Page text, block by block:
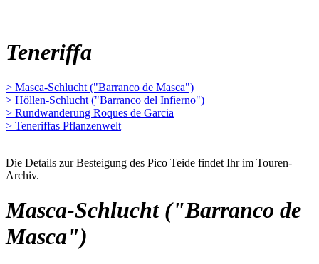
Teneriffa
> Masca-Schlucht ("Barranco de Masca")
> Höllen-Schlucht ("Barranco del Infierno")
> Rundwanderung Roques de Garcia
> Teneriffas Pflanzenwelt
Die Details zur Besteigung des Pico Teide findet Ihr im Touren-
Archiv.
Masca-Schlucht ("Barranco de
Masca")